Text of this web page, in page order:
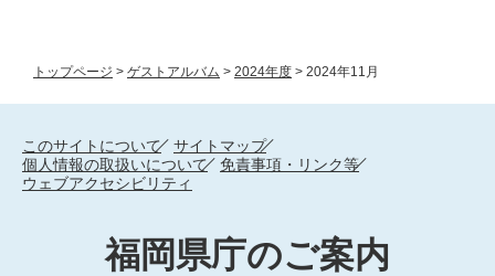
トップページ > ゲストアルバム > 2024年度 > 2024年11月
このサイトについて
サイトマップ
個人情報の取扱いについて
免責事項・リンク等
ウェブアクセシビリティ
福岡県庁のご案内